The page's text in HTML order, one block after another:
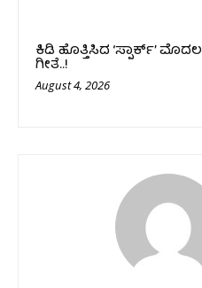
ಕಿಡಿ‌‌ ಹೊತ್ತಿಸಿದ ‘ಸ್ಪಾರ್ಕ್’ ಮೊದಲ‌
ಗೀತೆ..!
August 4, 2026